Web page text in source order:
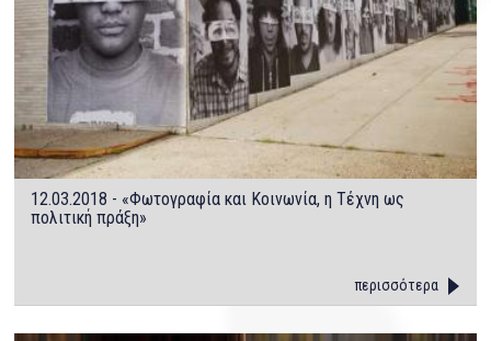
12.03.2018 - «Φωτογραφία και Κοινωνία, η Τέχνη ως
πολιτική πράξη»
περισσότερα